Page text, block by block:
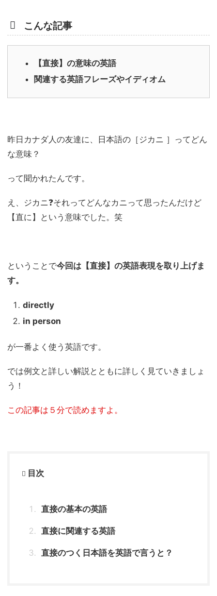
こんな記事
【直接】の意味の英語
関連する英語フレーズやイディオム
昨日カナダ人の友達に、日本語の［ジカニ ］ってどん
な意味？
って聞かれたんです。
え、ジカニ❓それってどんなカニって思ったんだけど
【直に】という意味でした。笑
ということで今回は【直接】の英語表現を取り上げま
す。
directly
in person
が一番よく使う英語です。
では例文と詳しい解説とともに詳しく見ていきましょ
う！
この記事は５分で読めますよ。
目次
直接の基本の英語
直接に関連する英語
直接のつく日本語を英語で言うと？